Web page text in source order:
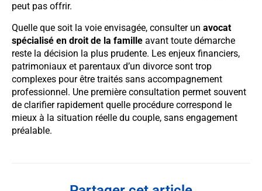
peut pas offrir.
Quelle que soit la voie envisagée, consulter un avocat
spécialisé en droit de la famille avant toute démarche
reste la décision la plus prudente. Les enjeux financiers,
patrimoniaux et parentaux d’un divorce sont trop
complexes pour être traités sans accompagnement
professionnel. Une première consultation permet souvent
de clarifier rapidement quelle procédure correspond le
mieux à la situation réelle du couple, sans engagement
préalable.